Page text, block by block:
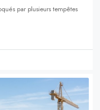
par plusieurs tempêtes